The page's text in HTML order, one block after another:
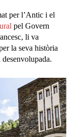
per l’Antic i el
pel Govern
li va
la seva història